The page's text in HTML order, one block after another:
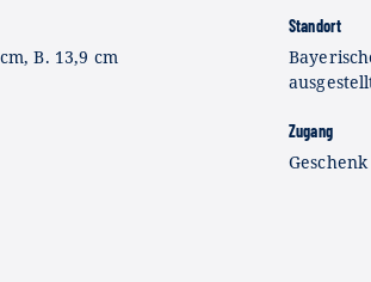
B. 13,9 cm
Standort
Zugang